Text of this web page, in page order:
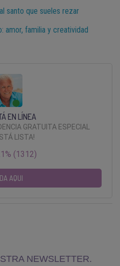
santo que sueles rezar
amor, familia y creatividad
EN LÍNEA
GRATUITA ESPECIAL
LISTA!
(1312)
AQUI